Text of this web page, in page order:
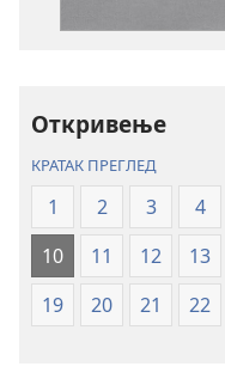
Откривење
КРАТАК ПРЕГЛЕД
1 2 3 4
10
11 12 13
19
20 21 22